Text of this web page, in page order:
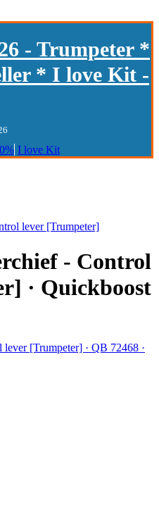
- Trumpeter *
* I love Kit -
I love Kit
lever [Trumpeter]
- Control
· Quickboost